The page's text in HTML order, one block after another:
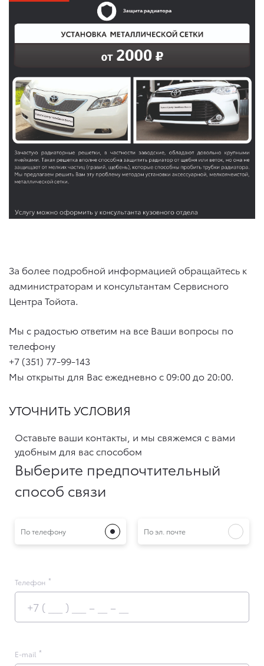
За более подробной информацией обращайтесь к
администраторам и консультантам Сервисного
Центра Тойота.
Мы с радостью ответим на все Ваши вопросы по
телефону
+7 (351) 77-99-143
Мы открыты для Вас ежедневно с 09:00 до 20:00.
УТОЧНИТЬ УСЛОВИЯ
Оставьте ваши контакты, и мы свяжемся с вами
удобным для вас способом
Выберите предпочтительный
способ связи
По телефону По эл. почте
Телефон
E-mail